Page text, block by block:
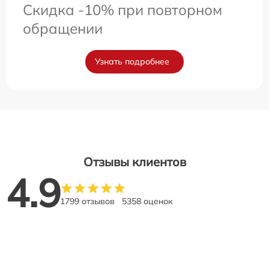
Скидка -10% при повторном
обращении
Узнать подробнее
Отзывы клиентов
4.91799 отзывов 5358 оценок